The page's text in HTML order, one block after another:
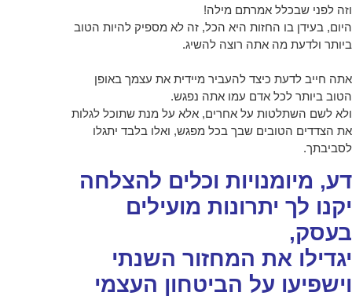
וזה לפני שבכלל אמרתם מילה!
היום, בעידן בו החזות היא הכל, זה לא מספיק להיות הטוב
ביותר ולדעת מה אתה רוצה להשיג.
אתה חייב לדעת כיצד להעביר מיידית את עצמך באופן
הטוב ביותר לכל אדם עמו אתה נפגש.
ולא לשם השתלטות על אחרים, אלא על מנת שתוכל לגלות
את הצדדים הטובים שבך בכל מפגש, ואלו בלבד יתגלו
לסביבתך.
דע, מיומנויות וכלים להצלחה
יקנו לך יתרונות מועילים
בעסק,
יגדילו את המחזור השנתי
וישפיעו על הביטחון העצמי